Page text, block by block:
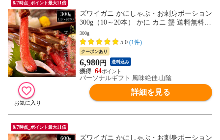
8/7時点_ポイント最大11倍
ズワイガニ かにしゃぶ・お刺身ポーション
300g（10～20本） かに カニ 蟹 送料無料
（北海道・沖縄を除く）
300g
5.0 (1件)
クーポンあり
6,980円 送料込み
64
パーソナルギフト 風味絶佳.山陰
詳細を見る
8/7時点_ポイント最大11倍
ズワイガニ かにしゃぶ・お刺身ポーション